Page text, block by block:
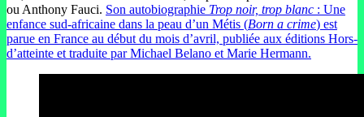
ou Anthony Fauci. Son autobiographie Trop noir, trop blanc : Une
enfance sud-africaine dans la peau d’un Métis (Born a crime) est
parue en France au début du mois d’avril, publiée aux éditions Hors-
d’atteinte et traduite par Michael Belano et Marie Hermann.